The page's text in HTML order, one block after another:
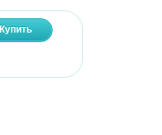
Купить